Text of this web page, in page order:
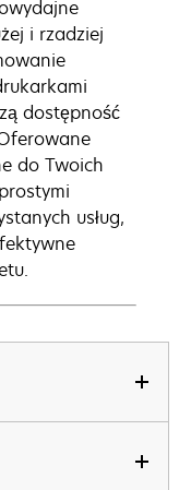
i rzadziej
dostępność
do Twoich
usług,